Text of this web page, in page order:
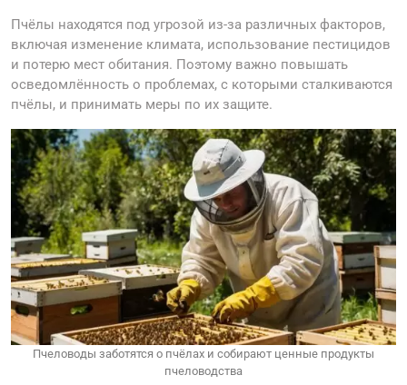
Пчёлы находятся под угрозой из-за различных факторов,
включая изменение климата, использование пестицидов
и потерю мест обитания. Поэтому важно повышать
осведомлённость о проблемах, с которыми сталкиваются
пчёлы, и принимать меры по их защите.
Пчеловоды заботятся о пчёлах и собирают ценные продукты
пчеловодства